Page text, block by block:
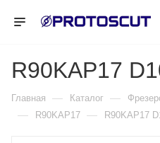
R90KAP17
Главная — Каталог —
— R90KAP17 — R90KAP17